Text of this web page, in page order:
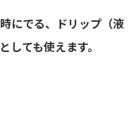
にでる、ドリップ（液
ても使えます。